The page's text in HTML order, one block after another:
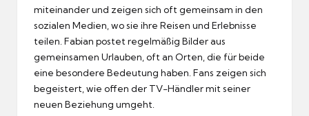
miteinander und zeigen sich oft gemeinsam in den
sozialen Medien, wo sie ihre Reisen und Erlebnisse
teilen. Fabian postet regelmäßig Bilder aus
gemeinsamen Urlauben, oft an Orten, die für beide
eine besondere Bedeutung haben. Fans zeigen sich
begeistert, wie offen der TV-Händler mit seiner
neuen Beziehung umgeht.